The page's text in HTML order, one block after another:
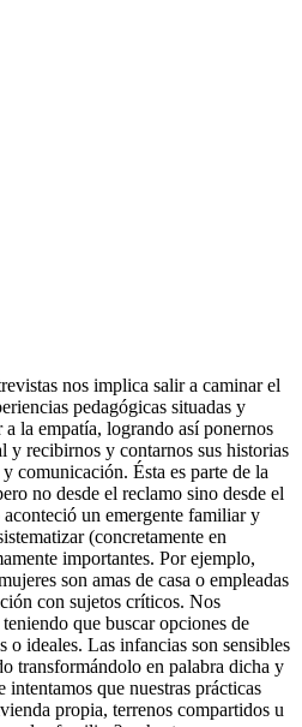
nos implica salir a caminar el
pedagógicas situadas y
la empatía, logrando así ponernos
y recibirnos y contarnos sus historias
comunicación. Ésta es parte de la
no desde el reclamo sino desde el
aconteció un emergente familiar y
(concretamente en
importantes. Por ejemplo,
son amas de casa o empleadas
con sujetos críticos. Nos
que buscar opciones de
ideales. Las infancias son sensibles
transformándolo en palabra dicha y
que nuestras prácticas
propia, terrenos compartidos u